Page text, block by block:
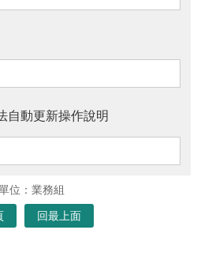
自動更新操作說明
位：業務組
回最上面